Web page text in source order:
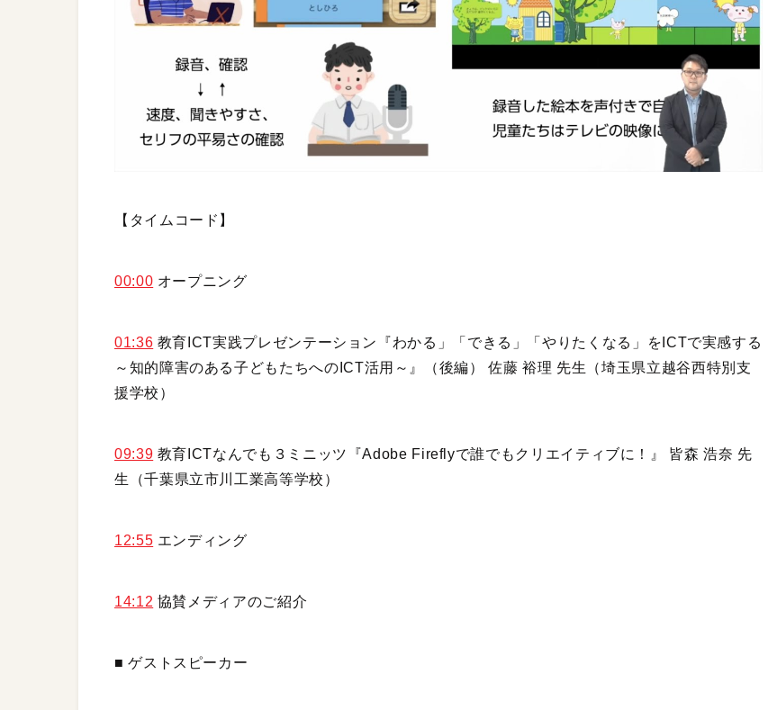
【タイムコード】
00:00 オープニング
01:36 教育ICT実践プレゼンテーション『わかる」「できる」「やりたくなる」をICTで実感する
～知的障害のある子どもたちへのICT活用～』（後編） 佐藤 裕理 先生（埼玉県立越谷西特別支
援学校）
09:39 教育ICTなんでも３ミニッツ『Adobe Fireflyで誰でもクリエイティブに！』 皆森 浩奈 先
生（千葉県立市川工業高等学校）
12:55 エンディング
14:12 協賛メディアのご紹介
■ ゲストスピーカー